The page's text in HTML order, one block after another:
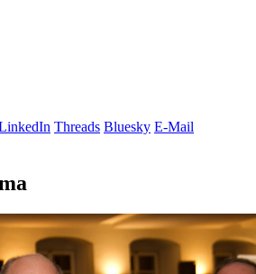
Threads Bluesky E-Mail